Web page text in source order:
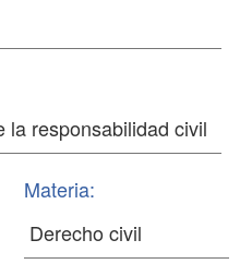
Materia: